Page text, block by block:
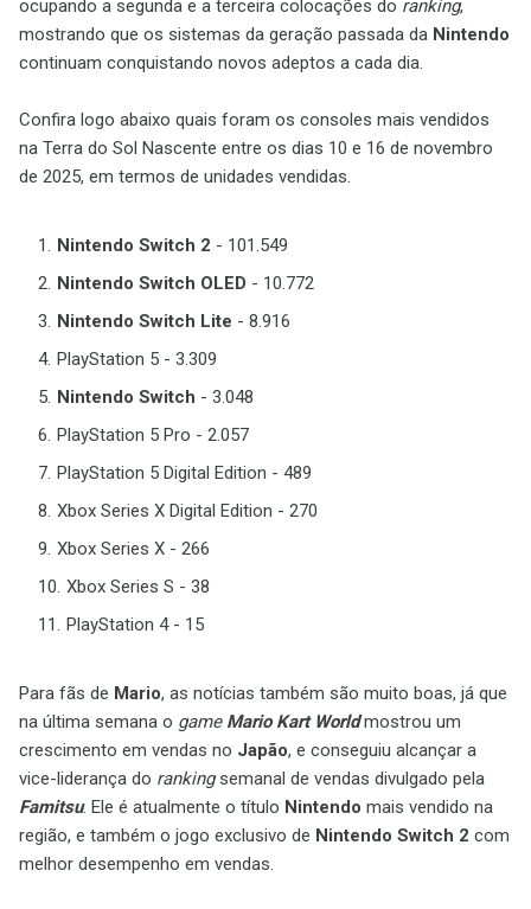
ocupando a segunda e a terceira colocações do ranking,
mostrando que os sistemas da geração passada da Nintendo
continuam conquistando novos adeptos a cada dia.
Confira logo abaixo quais foram os consoles mais vendidos
na Terra do Sol Nascente entre os dias 10 e 16 de novembro
de 2025, em termos de unidades vendidas.
Nintendo Switch 2 - 101.549
Nintendo Switch OLED - 10.772
Nintendo Switch Lite - 8.916
PlayStation 5 - 3.309
Nintendo Switch - 3.048
PlayStation 5 Pro - 2.057
PlayStation 5 Digital Edition - 489
Xbox Series X Digital Edition - 270
Xbox Series X - 266
Xbox Series S - 38
PlayStation 4 - 15
Para fãs de Mario, as notícias também são muito boas, já que
na última semana o game Mario Kart Worldmostrou um
crescimento em vendas no Japão, e conseguiu alcançar a
vice-liderança do rankingsemanal de vendas divulgado pela
Famitsu. Ele é atualmente o título Nintendo mais vendido na
região, e também o jogo exclusivo de Nintendo Switch 2 com
melhor desempenho em vendas.